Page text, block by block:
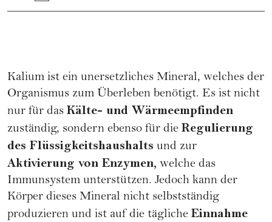
Kalium ist ein unersetzliches Mineral, welches der
Organismus zum Überleben benötigt. Es ist nicht
nur für das Kälte- und Wärmeempfinden
zuständig, sondern ebenso für die Regulierung
des Flüssigkeitshaushalts und zur
Aktivierung von Enzymen, welche das
Immunsystem unterstützen. Jedoch kann der
Körper dieses Mineral nicht selbstständig
produzieren und ist auf die tägliche Einnahme